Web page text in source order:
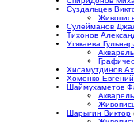
Суздальцев
Сулейманов
Тихонов
Утякаева
Хисамутдинов
Хоменко
Шаймухаметов
Акварель
Шарыгин Виктор